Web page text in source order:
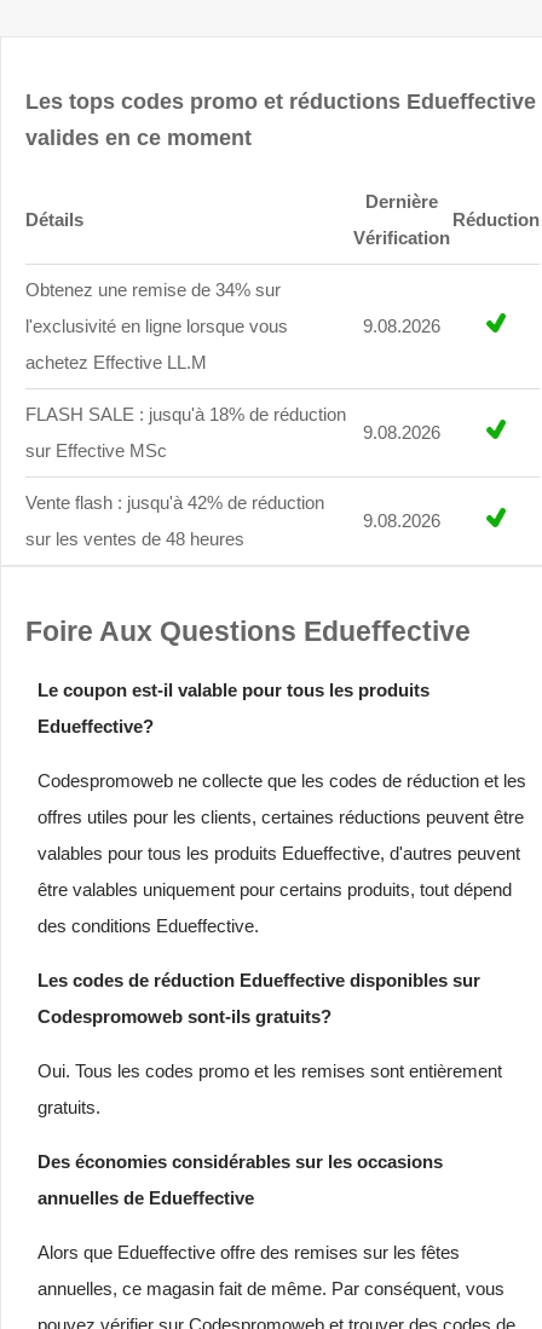
Les tops codes promo et réductions Edueffective
valides en ce moment
Détails
Dernière
Vérification
Réduction
Obtenez une remise de 34% sur
l'exclusivité en ligne lorsque vous
achetez Effective LL.M
9.08.2026
FLASH SALE : jusqu'à 18% de réduction
sur Effective MSc
9.08.2026
Vente flash : jusqu'à 42% de réduction
sur les ventes de 48 heures
9.08.2026
Foire Aux Questions Edueffective
Le coupon est-il valable pour tous les produits
Edueffective?
Codespromoweb ne collecte que les codes de réduction et les
offres utiles pour les clients, certaines réductions peuvent être
valables pour tous les produits Edueffective, d'autres peuvent
être valables uniquement pour certains produits, tout dépend
des conditions Edueffective.
Les codes de réduction Edueffective disponibles sur
Codespromoweb sont-ils gratuits?
Oui. Tous les codes promo et les remises sont entièrement
gratuits.
Des économies considérables sur les occasions
annuelles de Edueffective
Alors que Edueffective offre des remises sur les fêtes
annuelles, ce magasin fait de même. Par conséquent, vous